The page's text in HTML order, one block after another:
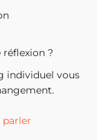
réflexion ?
individuel vous
parler